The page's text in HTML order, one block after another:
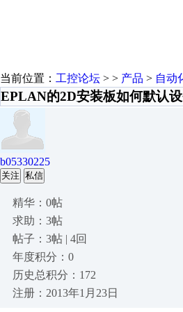
当前位置： 工控论坛 > > 产品 > 自动
EPLAN的2D安装板如何默认
b05330225
关注 私信
精华：0帖
求助：3帖
帖子：3帖 | 4回
年度积分：0
历史总积分：172
注册：2013年1月23日